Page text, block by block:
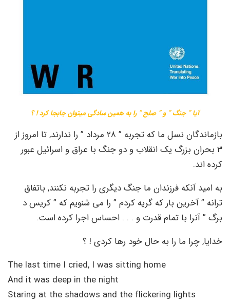
آیا ” جنگ ” و ” صلح ” را به همین سادگی میتوان جابجا کرد ! ؟
بازماندگان نسل ما که تجربه ” 28 مرداد ” را ندارند, تا امروز از
3 بحران بزرگ یک انقلاب و دو جنگ با عراق و اسرائیل عبور
کرده اند.
به امید آنکه فرزندان ما جنگ دیگری را تجربه نکنند, باتفاق
ترانه ” آخرین بار که گریه کردم ” را می شنویم که ” کریس د
برگ ” آنرا با تمام قدرت و . . . احساس اجرا کرده است.
خدایا, چرا ما را به حال خود رها کردی ! ؟
The last time I cried, I was sitting home
And it was deep in the night
Staring at the shadows and the flickering lights